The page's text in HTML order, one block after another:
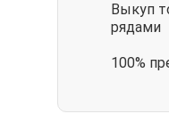
Выкуп
рядами
100%